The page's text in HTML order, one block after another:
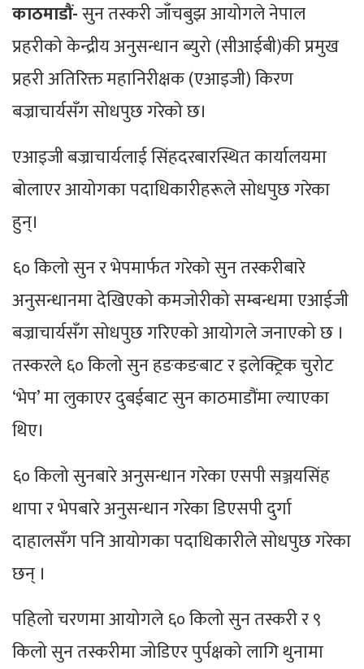
काठमाडौं-सुन तस्करी जाँचबुझ आयोगले नेपाल
प्रहरीको केन्द्रीय अनुसन्धान ब्युरो (सीआईबी)की प्रमुख
प्रहरी अतिरिक्त महानिरीक्षक (एआइजी) किरण
बज्राचार्यसँग सोधपुछ गरेको छ।
एआइजी बज्राचार्यलाई सिंहदरबारस्थित कार्यालयमा
बोलाएर आयोगका पदाधिकारीहरूले सोधपुछ गरेका
हुन्।
६० किलो सुन र भेपमार्फत गरेको सुन तस्करीबारे
अनुसन्धानमा देखिएको कमजोरीको सम्बन्धमा एआईजी
बज्राचार्यसँग सोधपुछ गरिएको आयोगले जनाएको छ ।
तस्करले ६० किलो सुन हङकङबाट र इलेक्ट्रिक चुरोट
‘भेप’ मा लुकाएर दुबईबाट सुन काठमाडौंमा ल्याएका
थिए।
६० किलो सुनबारे अनुसन्धान गरेका एसपी सञ्जयसिंह
थापा र भेपबारे अनुसन्धान गरेका डिएसपी दुर्गा
दाहालसँग पनि आयोगका पदाधिकारीले सोधपुछ गरेका
छन् ।
पहिलो चरणमा आयोगले ६० किलो सुन तस्करी र ९
किलो सुन तस्करीमा जोडिएर पुर्पक्षको लागि थुनामा